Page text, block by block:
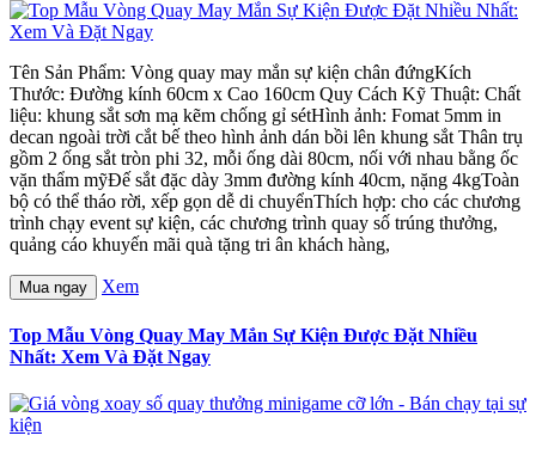
Tên Sản Phẩm: Vòng quay may mắn sự kiện chân đứngKích
Thước: Đường kính 60cm x Cao 160cm Quy Cách Kỹ Thuật: Chất
liệu: khung sắt sơn mạ kẽm chống gỉ sétHình ảnh: Fomat 5mm in
decan ngoài trời cắt bế theo hình ảnh dán bồi lên khung sắt Thân trụ
gồm 2 ống sắt tròn phi 32, mỗi ống dài 80cm, nối với nhau bằng ốc
vặn thẩm mỹĐế sắt đặc dày 3mm đường kính 40cm, nặng 4kgToàn
bộ có thể tháo rời, xếp gọn dễ di chuyểnThích hợp: cho các chương
trình chạy event sự kiện, các chương trình quay số trúng thưởng,
quảng cáo khuyến mãi quà tặng tri ân khách hàng,
Mua ngay Xem
Top Mẫu Vòng Quay May Mắn Sự Kiện Được Đặt Nhiều
Nhất: Xem Và Đặt Ngay